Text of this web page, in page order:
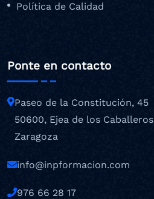
Política de Calidad
Ponte en contacto
Paseo de la Constitución, 45
50600, Ejea de los Caballeros
Zaragoza
info@inpformacion.com
976 66 28 17